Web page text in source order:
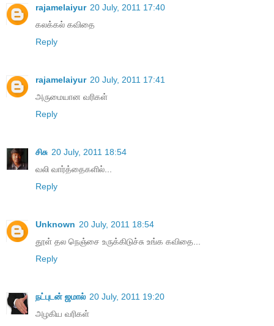
rajamelaiyur 20 July, 2011 17:40
கலக்கல் கவிதை
Reply
rajamelaiyur 20 July, 2011 17:41
அருமையான வரிகள்
Reply
சிசு 20 July, 2011 18:54
வலி வார்த்தைகளில்...
Reply
Unknown 20 July, 2011 18:54
தூள் தல நெஞ்சை உருக்கிடுச்சு உங்க கவிதை...
Reply
நட்புடன் ஜமால் 20 July, 2011 19:20
அழகிய வரிகள்